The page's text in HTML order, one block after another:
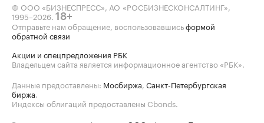
© ООО «БИЗНЕСПРЕСС», АО «РОСБИЗНЕСКОНСАЛТИНГ»,
1995–2026. 18+
Отправьте нам обращение, воспользовавшисьформой
обратной связи
Акции и спецпредложения РБК
Владельцем сайта является информационное агентство «РБК».
Данные предоставлены: Мосбиржа, Санкт-Петербургская
биржа.
Индексы облигаций предоставлены Cbonds.